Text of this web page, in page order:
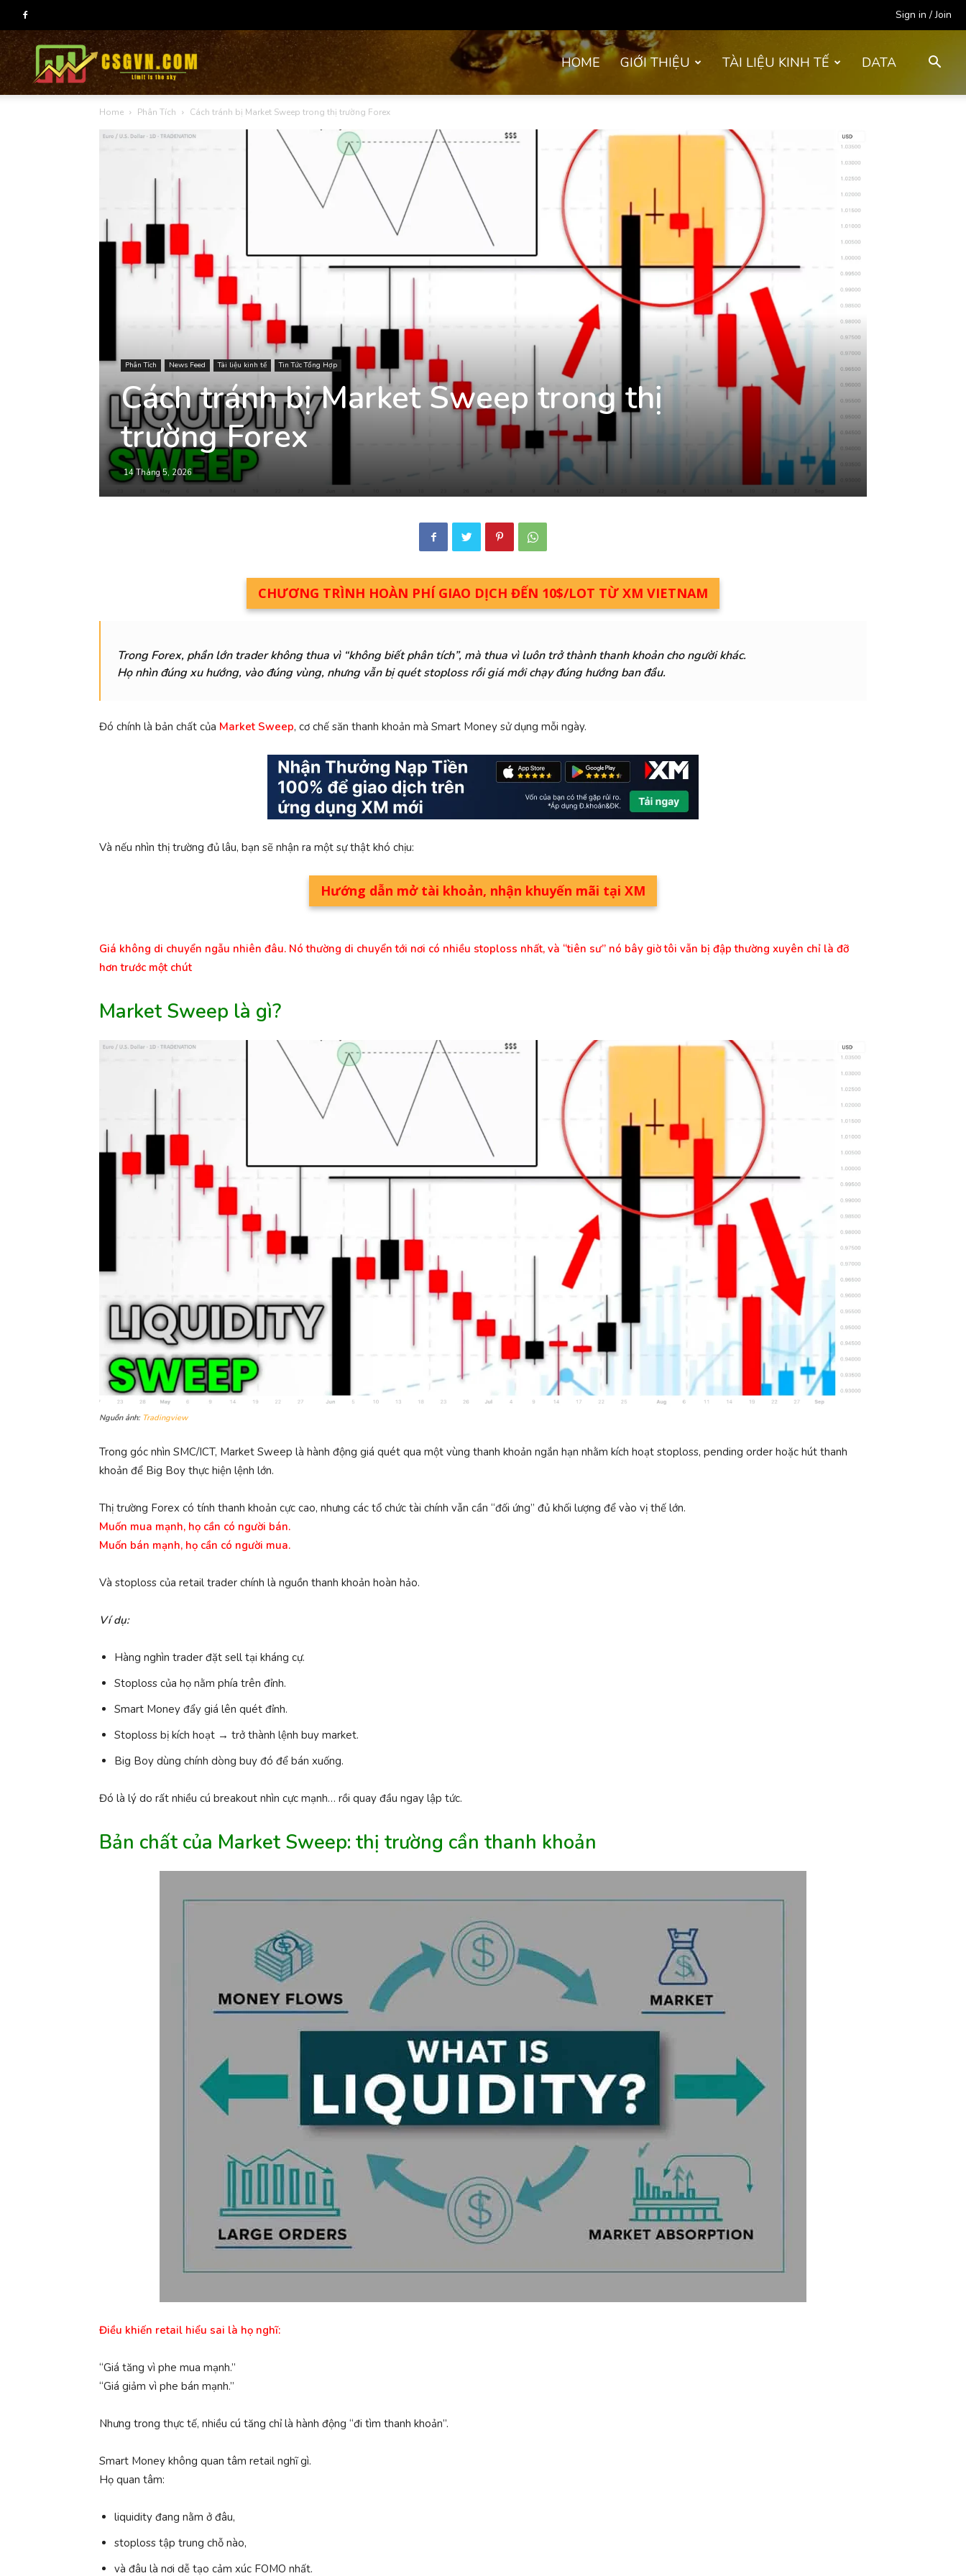
Sign in / Join
CSG HOME GIỚI THIỆU TÀI LIỆU KINH TẾ DATA
Home Phân Tích Cách tránh bị Market Sweep trong thị trường Forex
Phân Tích News Feed Tài liệu kinh tế Tin Tức Tổng Hợp
Cách tránh bị Market Sweep trong thị
trường Forex
14 Tháng 5, 2026
CHƯƠNG TRÌNH HOÀN PHÍ GIAO DỊCH ĐẾN 10$/LOT TỪ XM VIETNAM
Trong Forex, phần lớn trader không thua vì “không biết phân tích”, mà thua vì luôn trở thành thanh khoản cho người khác.
Họ nhìn đúng xu hướng, vào đúng vùng, nhưng vẫn bị quét stoploss rồi giá mới chạy đúng hướng ban đầu.
Đó chính là bản chất của Market Sweep, cơ chế săn thanh khoản mà Smart Money sử dụng mỗi ngày.
Và nếu nhìn thị trường đủ lâu, bạn sẽ nhận ra một sự thật khó chịu:
Hướng dẫn mở tài khoản, nhận khuyến mãi tại XM
Giá không di chuyển ngẫu nhiên đâu. Nó thường di chuyển tới nơi có nhiều stoploss nhất, và “tiên sư” nó bây giờ tôi vẫn bị đập thường xuyên chỉ là đỡ
hơn trước một chút
Market Sweep là gì?
Nguồn ảnh: Tradingview
Trong góc nhìn SMC/ICT, Market Sweep là hành động giá quét qua một vùng thanh khoản ngắn hạn nhằm kích hoạt stoploss, pending order hoặc hút thanh
khoản để Big Boy thực hiện lệnh lớn.
Thị trường Forex có tính thanh khoản cực cao, nhưng các tổ chức tài chính vẫn cần “đối ứng” đủ khối lượng để vào vị thế lớn.
Muốn mua mạnh, họ cần có người bán.
Muốn bán mạnh, họ cần có người mua.
Và stoploss của retail trader chính là nguồn thanh khoản hoàn hảo.
Ví dụ:
Hàng nghìn trader đặt sell tại kháng cự.
Stoploss của họ nằm phía trên đỉnh.
Smart Money đẩy giá lên quét đỉnh.
Stoploss bị kích hoạt → trở thành lệnh buy market.
Big Boy dùng chính dòng buy đó để bán xuống.
Đó là lý do rất nhiều cú breakout nhìn cực mạnh… rồi quay đầu ngay lập tức.
Bản chất của Market Sweep: thị trường cần thanh khoản
Điều khiến retail hiểu sai là họ nghĩ:
“Giá tăng vì phe mua mạnh.”
“Giá giảm vì phe bán mạnh.”
Nhưng trong thực tế, nhiều cú tăng chỉ là hành động “đi tìm thanh khoản”.
Smart Money không quan tâm retail nghĩ gì.
Họ quan tâm:
liquidity đang nằm ở đâu,
stoploss tập trung chỗ nào,
và đâu là nơi dễ tạo cảm xúc FOMO nhất.